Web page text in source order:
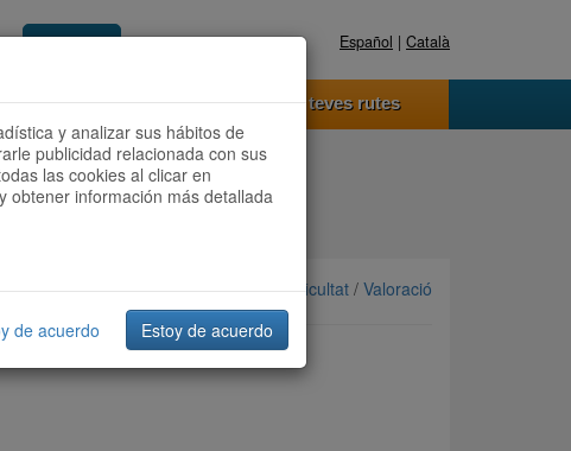
Accedeix Registra't ara Español | Català
Com funciona Les teves rutes
Ordenar per: Més recents /Dificultat / Valoració
y analizar sus hábitos de
publicidad relacionada con sus
las cookies al clicar en
obtener información más detallada
de acuerdo Estoy de acuerdo